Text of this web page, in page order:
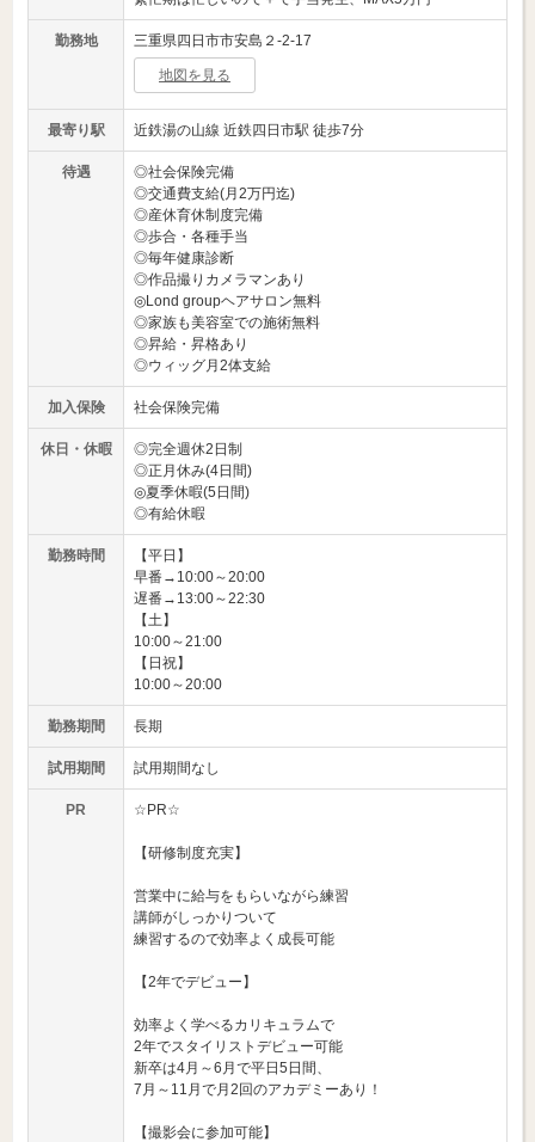
勤務地 三重県四日市市安島２-2-17
地図を見る
最寄り駅 近鉄湯の山線 近鉄四日市駅 徒歩7分
待遇
◎社会保険完備
◎交通費支給(月2万円迄)
◎産休育休制度完備
◎歩合・各種手当
◎毎年健康診断
◎作品撮りカメラマンあり
◎Lond groupヘアサロン無料
◎家族も美容室での施術無料
◎昇給・昇格あり
◎ウィッグ月2体支給
加入保険 社会保険完備
休日・休暇
◎完全週休2日制
◎正月休み(4日間)
◎夏季休暇(5日間)
◎有給休暇
勤務時間
【平日】
早番→10:00～20:00
遅番→13:00～22:30
【土】
10:00～21:00
【日祝】
10:00～20:00
勤務期間 長期
試用期間 試用期間なし
PR ☆PR☆
【研修制度充実】
営業中に給与をもらいながら練習
講師がしっかりついて
練習するので効率よく成長可能
【2年でデビュー】
効率よく学べるカリキュラムで
2年でスタイリストデビュー可能
新卒は4月～6月で平日5日間、
7月～11月で月2回のアカデミーあり！
【撮影会に参加可能】